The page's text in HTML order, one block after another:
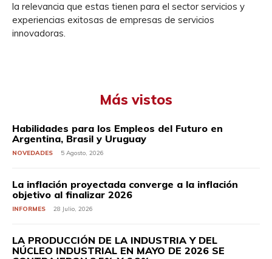
la relevancia que estas tienen para el sector servicios y
experiencias exitosas de empresas de servicios
innovadoras.
Más vistos
Habilidades para los Empleos del Futuro en
Argentina, Brasil y Uruguay
NOVEDADES 5 Agosto, 2026
La inflación proyectada converge a la inflación
objetivo al finalizar 2026
INFORMES 28 Julio, 2026
LA PRODUCCIÓN DE LA INDUSTRIA Y DEL
NÚCLEO INDUSTRIAL EN MAYO DE 2026 SE